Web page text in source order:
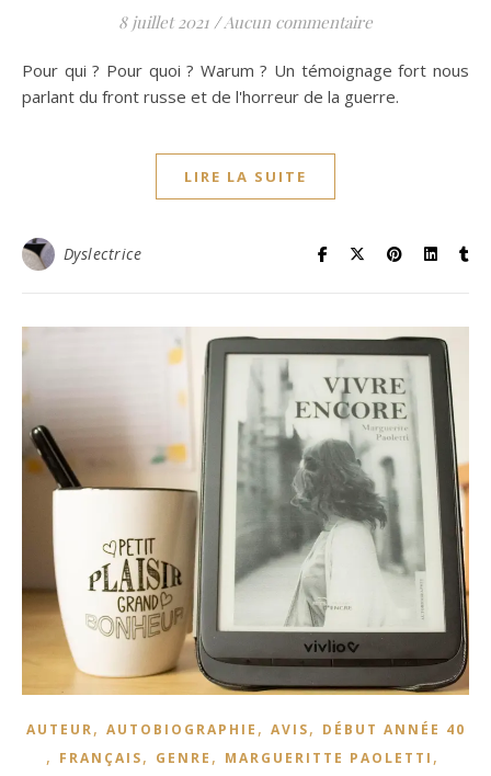
8 juillet 2021 /Aucun commentaire
Pour qui ? Pour quoi ? Warum ? Un témoignage fort nous
parlant du front russe et de l'horreur de la guerre.
LIRE LA SUITE
Dyslectrice
AUTEUR, AUTOBIOGRAPHIE , AVIS, DÉBUT ANNÉE 40
, FRANÇAIS, GENRE , MARGUERITTE PAOLETTI ,